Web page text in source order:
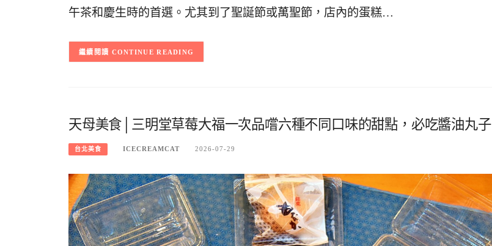
午茶和慶生時的首選。尤其到了聖誕節或萬聖節，店內的蛋糕…
CONTINUE READING
天母美食│三明堂草莓大福一次品嚐六種不同口味的甜點，必吃醬油丸子
台北美食 ICECREAMCAT 2026-07-29